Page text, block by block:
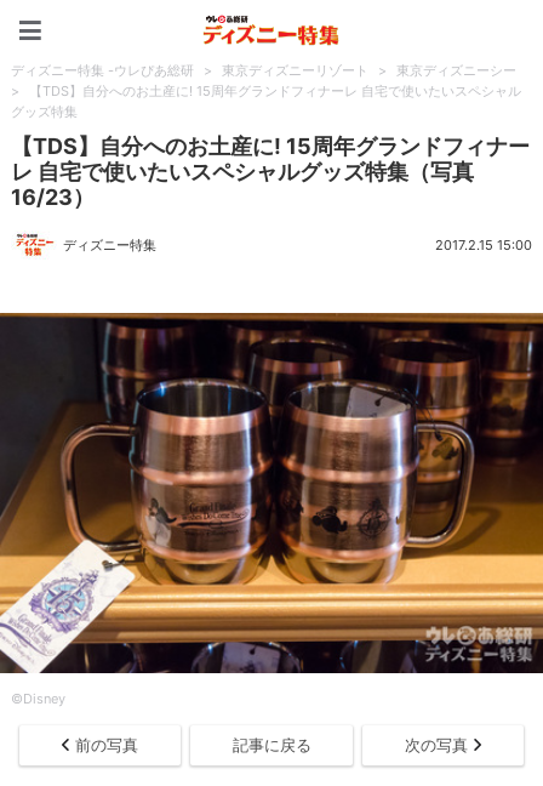
ディズニー特集 -ウレぴあ総研 > 東京ディズニーリゾート >
東京ディズニーシー
>
【TDS】自分へのお土産に! 15周年グランドフィナーレ 自宅で使いたいスペシャル
グッズ特集
【TDS】自分へのお土産に! 15周年グランドフィナー
レ 自宅で使いたいスペシャルグッズ特集（写真
16/23）
ディズニー特集 2017.2.15 15:00
©Disney
前の写真 記事に戻る 次の写真